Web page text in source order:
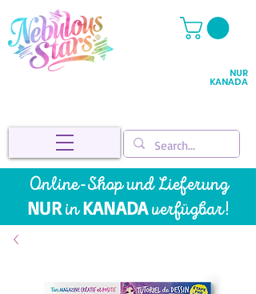
NUR
KANADA
Online-Shop undLieferung
NURinKANADAverfügbar!